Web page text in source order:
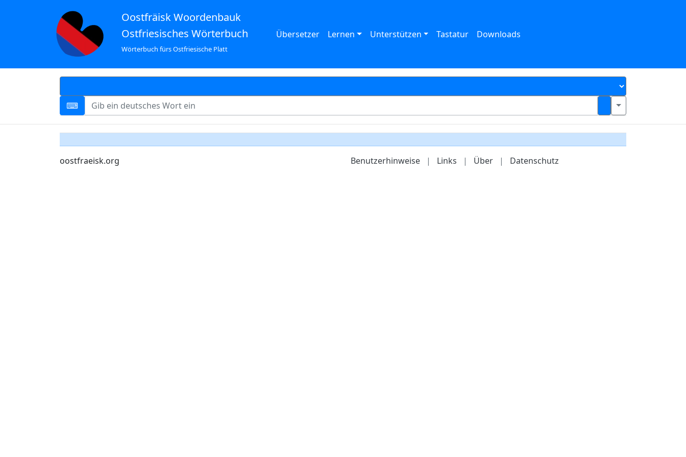
Oostfräisk Woordenbauk
Ostfriesisches Wörterbuch
Wörterbuch fürs Ostfriesische Platt
Übersetzer Lernen Unterstützen Tastatur Downloads
oostfraeisk.org Benutzerhinweise | Links | Über | Datenschutz